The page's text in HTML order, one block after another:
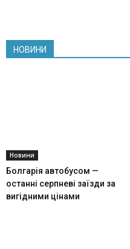
НОВИНИ
Новини
Болгарія автобусом —
останні серпневі заїзди за
вигідними цінами